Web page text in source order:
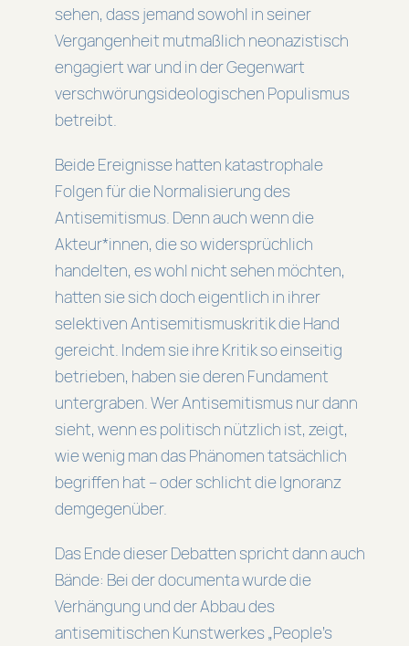
sehen, dass jemand sowohl in seiner
Vergangenheit mutmaßlich neonazistisch
engagiert war und in der Gegenwart
verschwörungsideologischen Populismus
betreibt.
Beide Ereignisse hatten katastrophale
Folgen für die Normalisierung des
Antisemitismus. Denn auch wenn die
Akteur*innen, die so widersprüchlich
handelten, es wohl nicht sehen möchten,
hatten sie sich doch eigentlich in ihrer
selektiven Antisemitismuskritik die Hand
gereicht. Indem sie ihre Kritik so einseitig
betrieben, haben sie deren Fundament
untergraben. Wer Antisemitismus nur dann
sieht, wenn es politisch nützlich ist, zeigt,
wie wenig man das Phänomen tatsächlich
begriffen hat – oder schlicht die Ignoranz
demgegenüber.
Das Ende dieser Debatten spricht dann auch
Bände: Bei der documenta wurde die
Verhängung und der Abbau des
antisemitischen Kunstwerkes „People’s